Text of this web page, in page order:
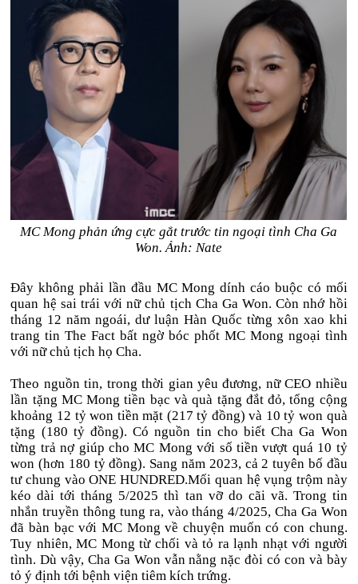
MC Mong phản ứng cực gắt trước tin ngoại tình Cha Ga
Won. Ảnh: Nate
Đây không phải lần đầu MC Mong dính cáo buộc có mối
quan hệ sai trái với nữ chủ tịch Cha Ga Won. Còn nhớ hồi
tháng 12 năm ngoái, dư luận Hàn Quốc từng xôn xao khi
trang tin The Fact bất ngờ bóc phốt MC Mong ngoại tình
với nữ chủ tịch họ Cha.
Theo nguồn tin, trong thời gian yêu đương, nữ CEO nhiều
lần tặng MC Mong tiền bạc và quà tặng đắt đỏ, tổng cộng
khoảng 12 tỷ won tiền mặt (217 tỷ đồng) và 10 tỷ won quà
tặng (180 tỷ đồng). Có nguồn tin cho biết Cha Ga Won
từng trả nợ giúp cho MC Mong với số tiền vượt quá 10 tỷ
won (hơn 180 tỷ đồng). Sang năm 2023, cả 2 tuyên bố đầu
tư chung vào ONE HUNDRED.Mối quan hệ vụng trộm này
kéo dài tới tháng 5/2025 thì tan vỡ do cãi vã. Trong tin
nhắn truyền thông tung ra, vào tháng 4/2025, Cha Ga Won
đã bàn bạc với MC Mong về chuyện muốn có con chung.
Tuy nhiên, MC Mong từ chối và tỏ ra lạnh nhạt với người
tình. Dù vậy, Cha Ga Won vẫn nằng nặc đòi có con và bày
tỏ ý định tới bệnh viện tiêm kích trứng.